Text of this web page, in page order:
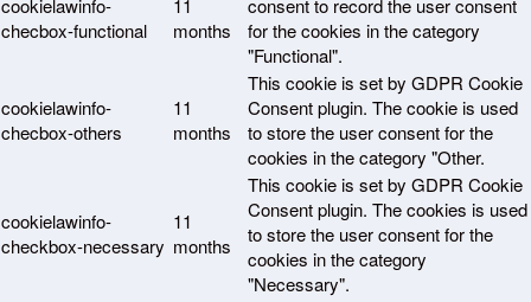
cookielawinfo-
checbox-functional
11
months
consent to record the user consent
for the cookies in the category
"Functional".
cookielawinfo-
checbox-others
11
months
This cookie is set by GDPR Cookie
Consent plugin. The cookie is used
to store the user consent for the
cookies in the category "Other.
cookielawinfo-
checkbox-necessary
11
months
This cookie is set by GDPR Cookie
Consent plugin. The cookies is used
to store the user consent for the
cookies in the category
"Necessary".